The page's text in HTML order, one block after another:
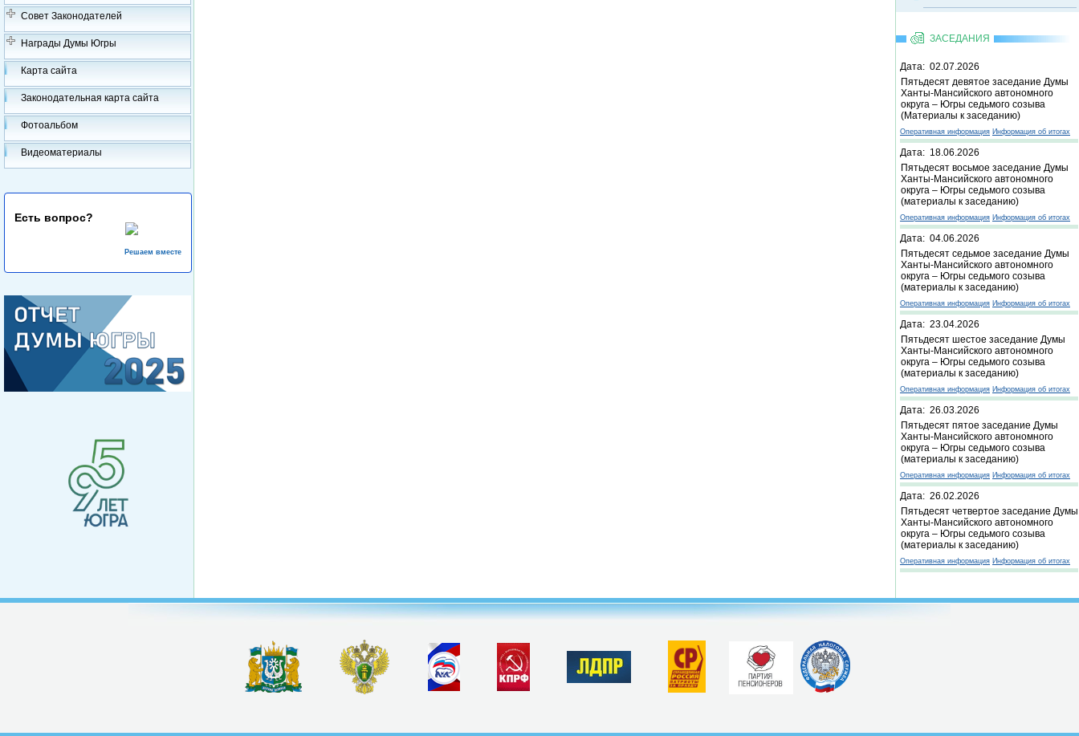
Совет Законодателей
Награды Думы Югры
Карта сайта
Законодательная карта сайта
Фотоальбом
Видеоматериалы
Есть вопрос?
Решаем вместе
ЗАСЕДАНИЯ
Дата: 02.07.2026
Пятьдесят девятое заседание Думы
Ханты-Мансийского автономного
округа – Югры седьмого созыва
(Материалы к заседанию)
Оперативная информация Информация об итогах
Дата: 18.06.2026
Пятьдесят восьмое заседание Думы
Ханты-Мансийского автономного
округа – Югры седьмого созыва
(материалы к заседанию)
Оперативная информация Информация об итогах
Дата: 04.06.2026
Пятьдесят седьмое заседание Думы
Ханты-Мансийского автономного
округа – Югры седьмого созыва
(материалы к заседанию)
Оперативная информация Информация об итогах
Дата: 23.04.2026
Пятьдесят шестое заседание Думы
Ханты-Мансийского автономного
округа – Югры седьмого созыва
(материалы к заседанию)
Оперативная информация Информация об итогах
Дата: 26.03.2026
Пятьдесят пятое заседание Думы
Ханты-Мансийского автономного
округа – Югры седьмого созыва
(материалы к заседанию)
Оперативная информация Информация об итогах
Дата: 26.02.2026
Пятьдесят четвертое заседание Думы
Ханты-Мансийского автономного
округа – Югры седьмого созыва
(материалы к заседанию)
Оперативная информация Информация об итогах